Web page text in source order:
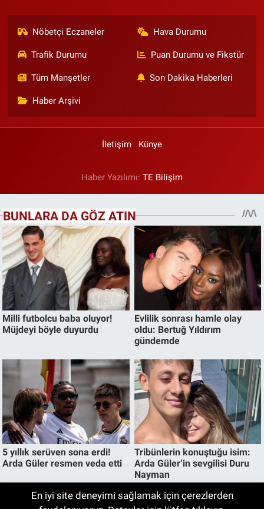
Nöbetçi Eczaneler Hava Durumu
Trafik Durumu Puan Durumu ve Fikstür
Tüm Manşetler Son Dakika Haberleri
Haber Arşivi
İletişim Künye
Haber Yazılımı: TE Bilişim
En iyi site deneyimi sağlamak için çerezlerden